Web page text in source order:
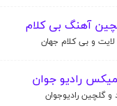
آهنگ بی کلام
و بی کلام جهان
رادیو جوان
گلچین رادیوجوان